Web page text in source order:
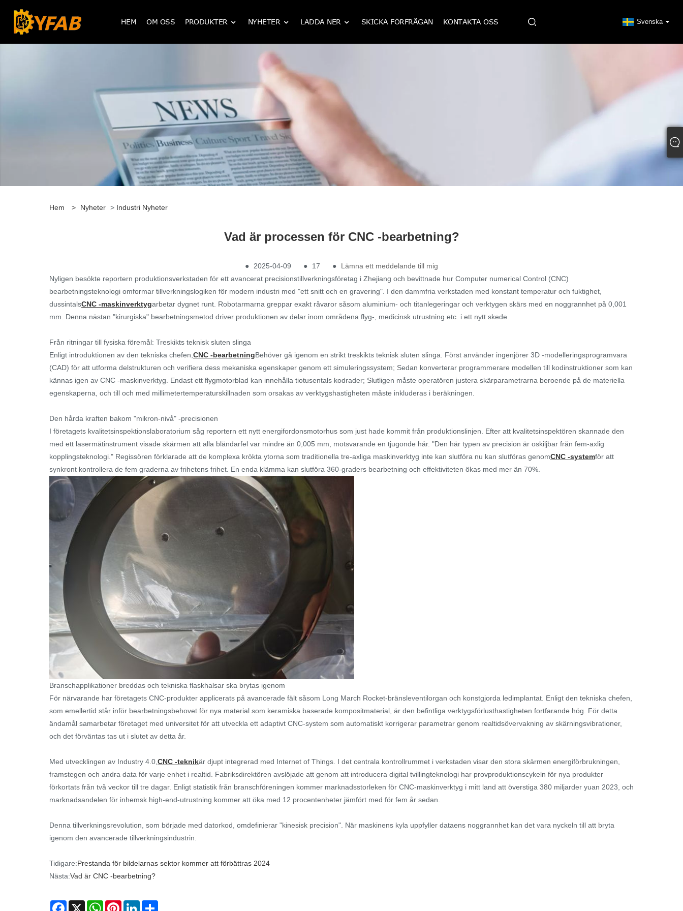
HEM OM OSS PRODUKTER NYHETER LADDA NER SKICKA FÖRFRÅGAN KONTAKTA OSS Svenska
Hem > Nyheter > Industri Nyheter
Vad är processen för CNC -bearbetning?
● 2025-04-09 ● 17 ●
Lämna ett meddelande till mig
Nyligen besökte reportern produktionsverkstaden för ett avancerat precisionstillverkningsföretag i Zhejiang och bevittnade hur Computer numerical Control (CNC)
bearbetningsteknologi omformar tillverkningslogiken för modern industri med "ett snitt och en gravering". I den dammfria verkstaden med konstant temperatur och fuktighet,
dussintalsCNC -maskinverktygarbetar dygnet runt. Robotarmarna greppar exakt råvaror såsom aluminium- och titanlegeringar och verktygen skärs med en noggrannhet på 0,001
mm. Denna nästan "kirurgiska" bearbetningsmetod driver produktionen av delar inom områdena flyg-, medicinsk utrustning etc. i ett nytt skede.
Från ritningar till fysiska föremål: Treskikts teknisk sluten slinga
Enligt introduktionen av den tekniska chefen, CNC -bearbetningBehöver gå igenom en strikt treskikts teknisk sluten slinga. Först använder ingenjörer 3D -modelleringsprogramvara
(CAD) för att utforma delstrukturen och verifiera dess mekaniska egenskaper genom ett simuleringssystem; Sedan konverterar programmerare modellen till kodinstruktioner som kan
kännas igen av CNC -maskinverktyg. Endast ett flygmotorblad kan innehålla tiotusentals kodrader; Slutligen måste operatören justera skärparametrarna beroende på de materiella
egenskaperna, och till och med millimetertemperaturskillnaden som orsakas av verktygshastigheten måste inkluderas i beräkningen.
Den hårda kraften bakom "mikron-nivå" -precisionen
I företagets kvalitetsinspektionslaboratorium såg reportern ett nytt energifordonsmotorhus som just hade kommit från produktionslinjen. Efter att kvalitetsinspektören skannade den
med ett lasermätinstrument visade skärmen att alla bländarfel var mindre än 0,005 mm, motsvarande en tjugonde hår. "Den här typen av precision är oskiljbar från fem-axlig
kopplingsteknologi." Regissören förklarade att de komplexa krökta ytorna som traditionella tre-axliga maskinverktyg inte kan slutföra nu kan slutföras genomCNC -systemför att
synkront kontrollera de fem graderna av frihetens frihet. En enda klämma kan slutföra 360-graders bearbetning och effektiviteten ökas med mer än 70%.
Branschapplikationer breddas och tekniska flaskhalsar ska brytas igenom
För närvarande har företagets CNC-produkter applicerats på avancerade fält såsom Long March Rocket-bränsleventilorgan och konstgjorda ledimplantat. Enligt den tekniska chefen,
som emellertid står inför bearbetningsbehovet för nya material som keramiska baserade kompositmaterial, är den befintliga verktygsförlusthastigheten fortfarande hög. För detta
ändamål samarbetar företaget med universitet för att utveckla ett adaptivt CNC-system som automatiskt korrigerar parametrar genom realtidsövervakning av skärningsvibrationer,
och det förväntas tas ut i slutet av detta år.
Med utvecklingen av Industry 4.0, CNC -teknikär djupt integrerad med Internet of Things. I det centrala kontrollrummet i verkstaden visar den stora skärmen energiförbrukningen,
framstegen och andra data för varje enhet i realtid. Fabriksdirektören avslöjade att genom att introducera digital tvillingteknologi har provproduktionscykeln för nya produkter
förkortats från två veckor till tre dagar. Enligt statistik från branschföreningen kommer marknadsstorleken för CNC-maskinverktyg i mitt land att överstiga 380 miljarder yuan 2023, och
marknadsandelen för inhemsk high-end-utrustning kommer att öka med 12 procentenheter jämfört med för fem år sedan.
Denna tillverkningsrevolution, som började med datorkod, omdefinierar "kinesisk precision". När maskinens kyla uppfyller dataens noggrannhet kan det vara nyckeln till att bryta
igenom den avancerade tillverkningsindustrin.
Tidigare:Prestanda för bildelarnas sektor kommer att förbättras 2024
Nästa:Vad är CNC -bearbetning?
Facebook
X WhatsAppPinterestLinkedIn